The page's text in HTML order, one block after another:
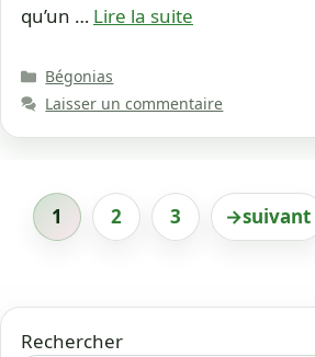
qu’un … Lire la suite
Catégories
Bégonias
Laisser un commentaire
Page
1 Page
2 Page
3 →suivant
Rechercher